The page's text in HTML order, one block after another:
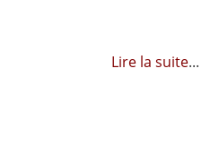
Lire la suite...